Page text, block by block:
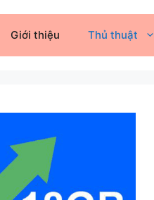
Giới thiệu Thủ thuật